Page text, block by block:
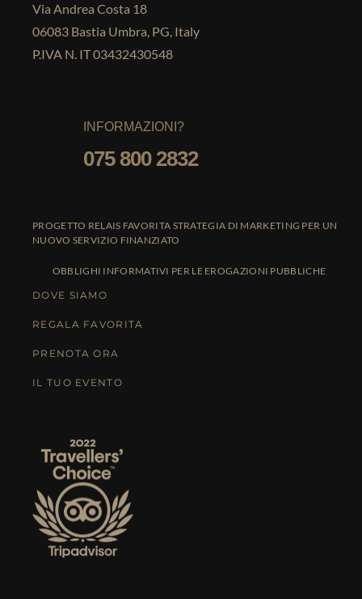
Via Andrea Costa 18
06083 Bastia Umbra, PG, Italy
P.IVA N. IT 03432430548
INFORMAZIONI?
075 800 2832
PROGETTO RELAIS FAVORITA STRATEGIA DI MARKETING PER UN
NUOVO SERVIZIO FINANZIATO
OBBLIGHI INFORMATIVI PER LE EROGAZIONI PUBBLICHE
DOVE SIAMO
REGALA FAVORITA
PRENOTA ORA
IL TUO EVENTO